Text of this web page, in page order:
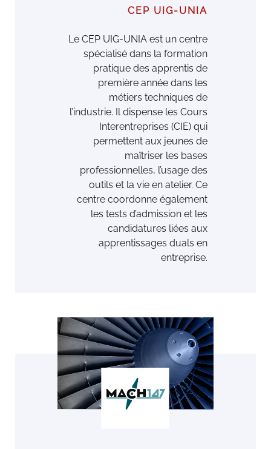
CEP UIG-UNIA
Le CEP UIG-UNIA est un centre
spécialisé dans la formation
pratique des apprentis de
première année dans les
métiers techniques de
l’industrie. Il dispense les Cours
Interentreprises (CIE) qui
permettent aux jeunes de
maîtriser les bases
professionnelles, l’usage des
outils et la vie en atelier. Ce
centre coordonne également
les tests d’admission et les
candidatures liées aux
apprentissages duals en
entreprise.